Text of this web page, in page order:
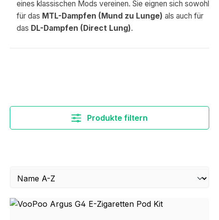
eines klassischen Mods vereinen. Sie eignen sich sowohl
für das MTL-Dampfen (Mund zu Lunge) als auch für
das DL-Dampfen (Direct Lung).
Produkte filtern